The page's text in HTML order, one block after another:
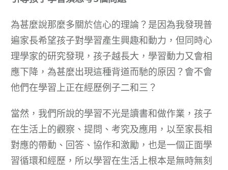
為甚麼說那麼多關於信心的理論？是因為我發現普
遍家長希望孩子對學習產生興趣和動力，但同時心
理學家的研究發現，孩子越長大，學習動力又會相
應下降，為甚麼出現這種背道而馳的原因？會不會
他們在學習上正在經歷例子二和三？
當然，我們所說的學習不光是讀書和做作業，孩子
在生活上的觀察、提問、考究及應用，以至家長相
對應的帶動、回答、協作和激勵，也是一個正面學
習循環和經歷，所以學習在生活上根本是無時無刻